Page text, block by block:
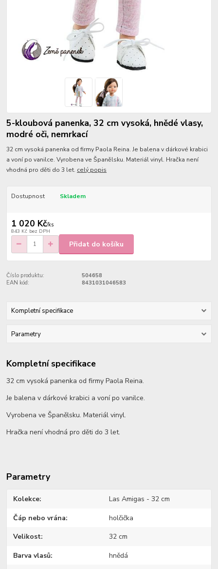
5-kloubová panenka, 32 cm vysoká, hnědé vlasy,
modré oči, nemrkací
32 cm vysoká panenka od firmy Paola Reina. Je balena v dárkové krabici
a voní po vanilce. Vyrobena ve Španělsku. Materiál vinyl. Hračka není
vhodná pro děti do 3 let. celý popis
Dostupnost Skladem
1 020 Kč/ks
843 Kč bez DPH
Přidat do košíku
Číslo produktu:
504658
EAN kód:
8431031046583
Kompletní specifikace
Parametry
Kompletní specifikace
32 cm vysoká panenka od firmy Paola Reina.
Je balena v dárkové krabici a voní po vanilce.
Vyrobena ve Španělsku. Materiál vinyl.
Hračka není vhodná pro děti do 3 let.
Parametry
Kolekce Las Amigas - 32 cm
Čáp nebo vrána holčička
Velikost 32 cm
Barva vlasů hnědá